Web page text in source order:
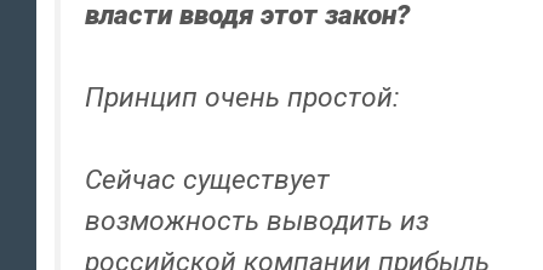
власти вводя этот закон?
Принцип очень простой:
Сейчас существует
возможность выводить из
российской компании прибыль